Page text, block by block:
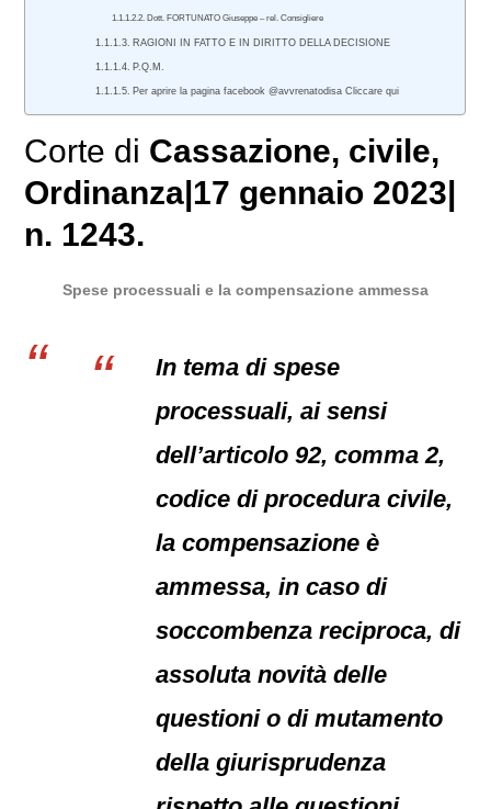
Dott. FORTUNATO Giuseppe – rel. Consigliere
RAGIONI IN FATTO E IN DIRITTO DELLA DECISIONE
P.Q.M.
Per aprire la pagina facebook @avvrenatodisa Cliccare qui
Corte di Cassazione, civile,
Ordinanza|17 gennaio 2023|
n. 1243.
Spese processuali e la compensazione ammessa
In tema di spese
processuali, ai sensi
dell’articolo 92, comma 2,
codice di procedura civile,
la compensazione è
ammessa, in caso di
soccombenza reciproca, di
assoluta novità delle
questioni o di mutamento
della giurisprudenza